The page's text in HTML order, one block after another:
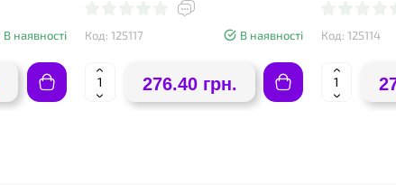
В наявності Код: 125117 В наявності
276.40 грн.
Код: 125114